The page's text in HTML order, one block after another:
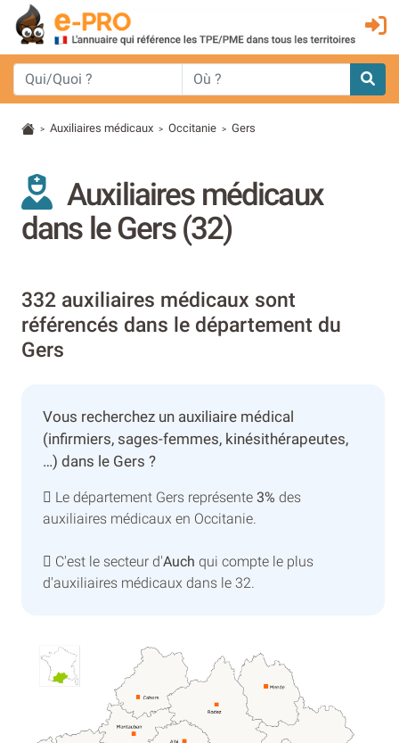
> Auxiliaires médicaux > Occitanie > Gers
Auxiliaires médicaux
dans le Gers (32)
332 auxiliaires médicaux sont
référencés dans le département du
Gers
Vous recherchez un auxiliaire médical
(infirmiers, sages-femmes, kinésithérapeutes,
…) dans le Gers ?
Le département Gers représente 3% des
auxiliaires médicaux en Occitanie.
C'est le secteur d'Auch qui compte le plus
d'auxiliaires médicaux dans le 32.